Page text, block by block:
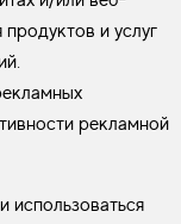
и услуг
рекламной
использоваться